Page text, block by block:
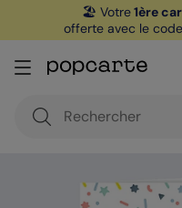
🏖️ Votre1ère
offerte avec le code